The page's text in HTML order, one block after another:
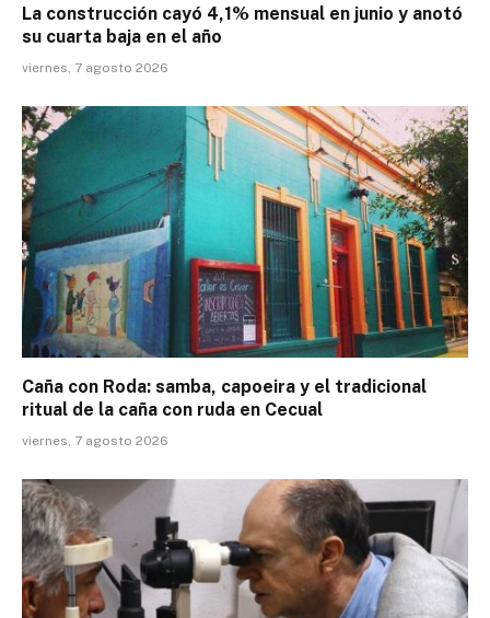
La construcción cayó 4,1% mensual en junio y anotó
su cuarta baja en el año
viernes, 7 agosto 2026
Caña con Roda: samba, capoeira y el tradicional
ritual de la caña con ruda en Cecual
viernes, 7 agosto 2026